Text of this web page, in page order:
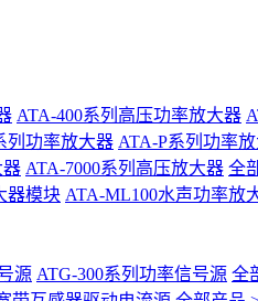
ATA-400系列高压功率放大器
列功率放大器 ATA-P系列功率
器 ATA-7000系列高压放大器 全
器模块 ATA-ML100水声功率放
源 ATG-300系列功率信号源 全